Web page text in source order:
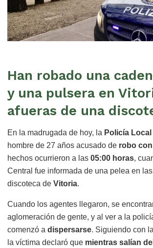
Han robado una
y una pulsera en
afueras de una
En la madrugada de hoy, la Policía Local
hombre de 27 años acusado de robo
hechos ocurrieron a las 05:00 horas,
Central fue informada de una pelea en
discoteca de Vitoria.
Cuando los agentes llegaron, se
aglomeración de gente, y al ver a la
comenzó a dispersarse. Siguiendo con
la víctima declaró que mientras salían del